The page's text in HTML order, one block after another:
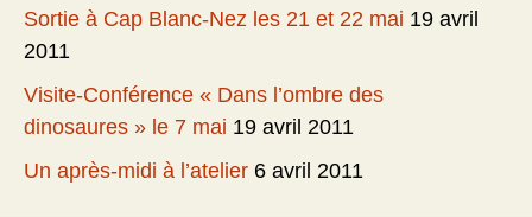
Sortie à Cap Blanc-Nez les 21 et 22 mai 19 avril
2011
Visite-Conférence « Dans l’ombre des
dinosaures » le 7 mai 19 avril 2011
Un après-midi à l’atelier 6 avril 2011